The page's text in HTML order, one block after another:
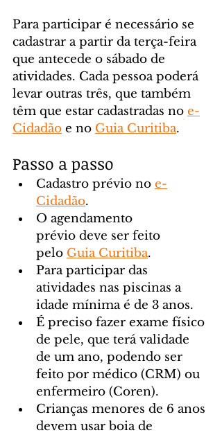
Para participar é necessário se
cadastrar a partir da terça-feira
que antecede o sábado de
atividades. Cada pessoa poderá
levar outras três, que também
têm que estar cadastradas no e-
Cidadão e no Guia Curitiba.
Passo a passo
Cadastro prévio no e-
Cidadão.
O agendamento
prévio deve ser feito
pelo Guia Curitiba.
Para participar das
atividades nas piscinas a
idade mínima é de 3 anos.
É preciso fazer exame físico
de pele, que terá validade
de um ano, podendo ser
feito por médico (CRM) ou
enfermeiro (Coren).
Crianças menores de 6 anos
devem usar boia de